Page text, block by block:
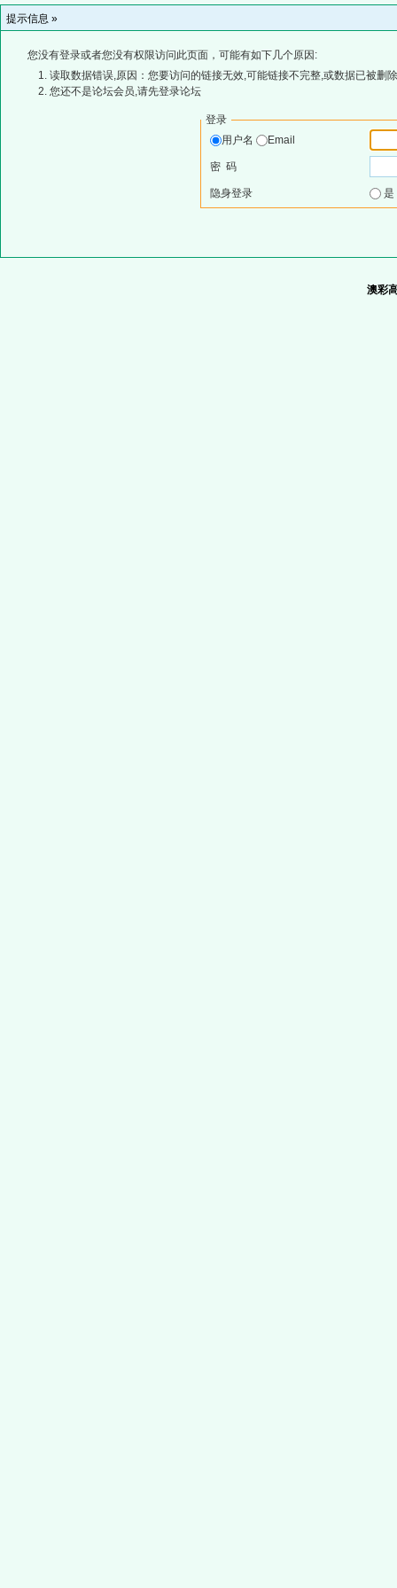
提示信息 »
您没有登录或者您没有权限访问此页面，可能有如下几个原因:
读取数据错误,原因：您要访问的链接无效,可能链接不完整,或数据已被删
您还不是论坛会员,请先登录论坛
登录
用户名
Email
密 码
隐身登录
澳彩